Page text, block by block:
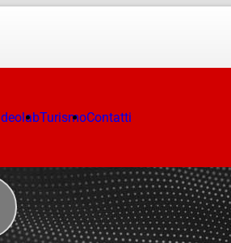
TurismoContatti